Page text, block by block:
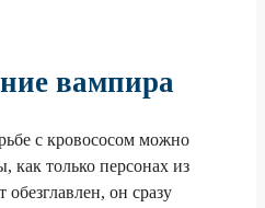
вампира
с кровососом можно
как только персонах из
обезглавлен, он сразу